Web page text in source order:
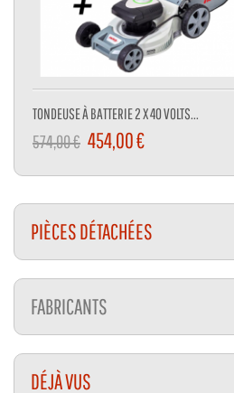
TONDEUSE À BATTERIE 2 X 40 VOLTS...
574,00 € 454,00 €
PIÈCES DÉTACHÉES
FABRICANTS
DÉJÀ VUS